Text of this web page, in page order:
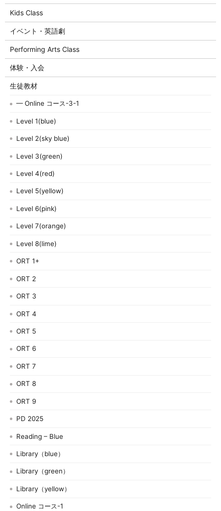
Kids Class
イベント・英語劇
Performing Arts Class
体験・入会
生徒教材
— Online コース-3-1
Level 1(blue)
Level 2(sky blue)
Level 3(green)
Level 4(red)
Level 5(yellow)
Level 6(pink)
Level 7(orange)
Level 8(lime)
ORT 1+
ORT 2
ORT 3
ORT 4
ORT 5
ORT 6
ORT 7
ORT 8
ORT 9
PD 2025
Reading – Blue
Library（blue）
Library（green）
Library（yellow）
Online コース-1